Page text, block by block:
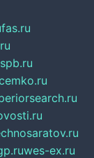
fas.ru
wes-ex.ru